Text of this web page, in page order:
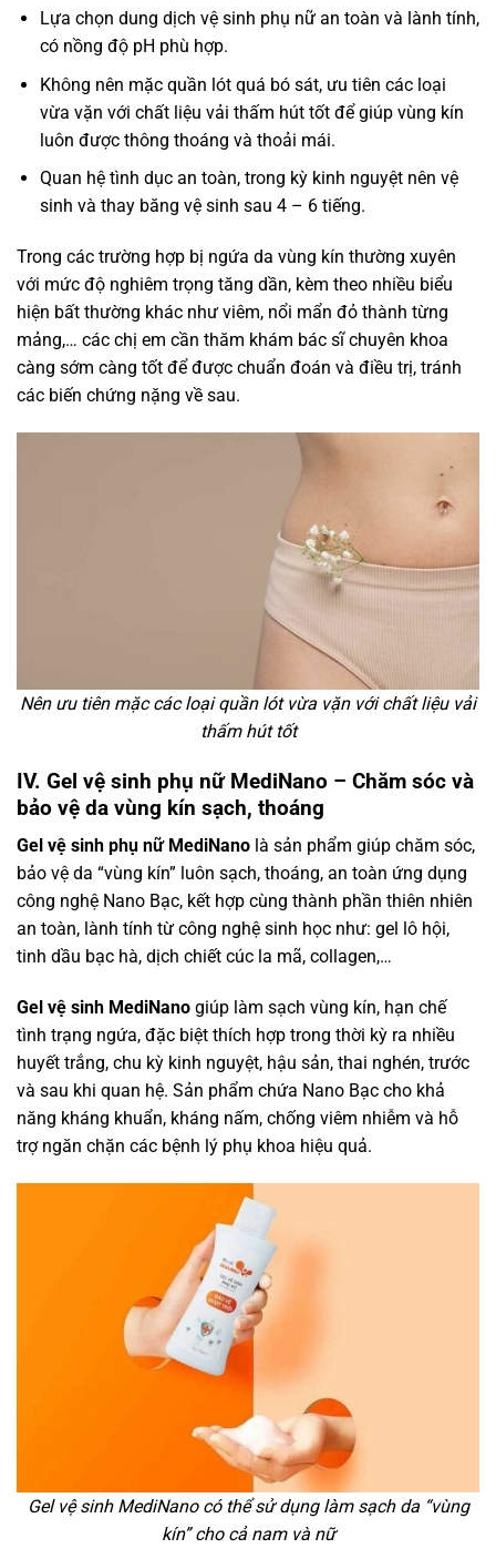
Lựa chọn dung dịch vệ sinh phụ nữ an toàn và lành tính,
có nồng độ pH phù hợp.
Không nên mặc quần lót quá bó sát, ưu tiên các loại
vừa vặn với chất liệu vải thấm hút tốt để giúp vùng kín
luôn được thông thoáng và thoải mái.
Quan hệ tình dục an toàn, trong kỳ kinh nguyệt nên vệ
sinh và thay băng vệ sinh sau 4 – 6 tiếng.
Trong các trường hợp bị ngứa da vùng kín thường xuyên
với mức độ nghiêm trọng tăng dần, kèm theo nhiều biểu
hiện bất thường khác như viêm, nổi mẩn đỏ thành từng
mảng,… các chị em cần thăm khám bác sĩ chuyên khoa
càng sớm càng tốt để được chuẩn đoán và điều trị, tránh
các biến chứng nặng về sau.
Nên ưu tiên mặc các loại quần lót vừa vặn với chất liệu vải
thấm hút tốt
IV. Gel vệ sinh phụ nữ MediNano – Chăm sóc và
bảo vệ da vùng kín sạch, thoáng
Gel vệ sinh phụ nữ MediNano là sản phẩm giúp chăm sóc,
bảo vệ da “vùng kín” luôn sạch, thoáng, an toàn ứng dụng
công nghệ Nano Bạc, kết hợp cùng thành phần thiên nhiên
an toàn, lành tính từ công nghệ sinh học như: gel lô hội,
tinh dầu bạc hà, dịch chiết cúc la mã, collagen,…
Gel vệ sinh MediNano giúp làm sạch vùng kín, hạn chế
tình trạng ngứa, đặc biệt thích hợp trong thời kỳ ra nhiều
huyết trắng, chu kỳ kinh nguyệt, hậu sản, thai nghén, trước
và sau khi quan hệ. Sản phẩm chứa Nano Bạc cho khả
năng kháng khuẩn, kháng nấm, chống viêm nhiễm và hỗ
trợ ngăn chặn các bệnh lý phụ khoa hiệu quả.
Gel vệ sinh MediNano có thể sử dụng làm sạch da “vùng
kín” cho cả nam và nữ